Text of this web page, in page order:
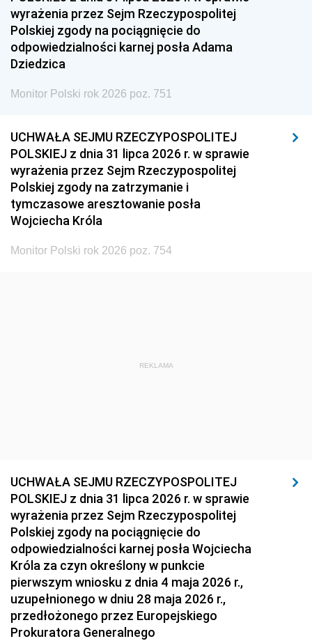
1936 1930
wyrażenia przez Sejm Rzeczypospolitej
Polskiej zgody na pociągnięcie do
odpowiedzialności karnej posła Adama
Dziedzica
Monitor Polski rok 2026 poz. 751
UCHWAŁA SEJMU RZECZYPOSPOLITEJ
POLSKIEJ z dnia 31 lipca 2026 r. w sprawie
wyrażenia przez Sejm Rzeczypospolitej
Polskiej zgody na zatrzymanie i
tymczasowe aresztowanie posła
Wojciecha Króla
Monitor Polski rok 2026 poz. 754
REKLAMA
UCHWAŁA SEJMU RZECZYPOSPOLITEJ
POLSKIEJ z dnia 31 lipca 2026 r. w sprawie
wyrażenia przez Sejm Rzeczypospolitej
Polskiej zgody na pociągnięcie do
odpowiedzialności karnej posła Wojciecha
Króla za czyn określony w punkcie
pierwszym wniosku z dnia 4 maja 2026 r.,
uzupełnionego w dniu 28 maja 2026 r.,
przedłożonego przez Europejskiego
Prokuratora Generalnego